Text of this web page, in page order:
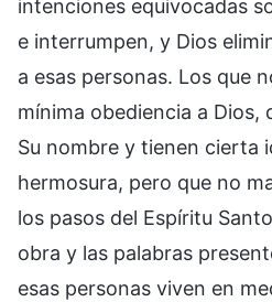
intenciones equivocadas
e interrumpen, y Dios
a esas personas. Los que
mínima obediencia a Dios,
Su nombre y tienen cierta
hermosura, pero que no
los pasos del Espíritu
obra y las palabras
esas personas viven en